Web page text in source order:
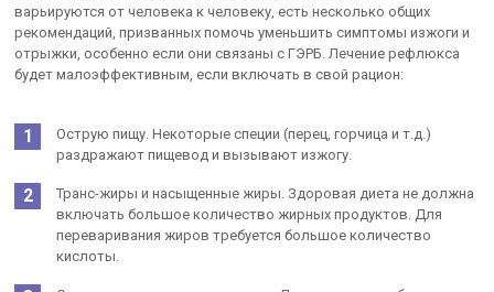
варьируются от человека к человеку, есть несколько общих
рекомендаций, призванных помочь уменьшить симптомы изжоги и
отрыжки, особенно если они связаны с ГЭРБ. Лечение рефлюкса
будет малоэффективным, если включать в свой рацион:
Острую пищу. Некоторые специи (перец, горчица и т.д.)
раздражают пищевод и вызывают изжогу.
Транс-жиры и насыщенные жиры. Здоровая диета не должна
включать большое количество жирных продуктов. Для
переваривания жиров требуется большое количество
кислоты.